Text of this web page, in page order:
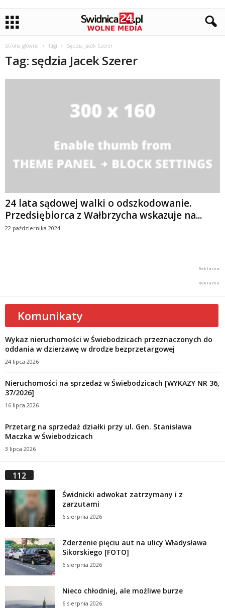
Strona główna Tagi Sędzia Jacek Szerer
Tag: sędzia Jacek Szerer
24 lata sądowej walki o odszkodowanie.
Przedsiębiorca z Wałbrzycha wskazuje na...
22 października 2024
Komunikaty
Wykaz nieruchomości w Świebodzicach przeznaczonych do
oddania w dzierżawę w drodze bezprzetargowej
24 lipca 2026
Nieruchomości na sprzedaż w Świebodzicach [WYKAZY NR 36,
37/2026]
16 lipca 2026
Przetarg na sprzedaż działki przy ul. Gen. Stanisława
Maczka w Świebodzicach
3 lipca 2026
112
Świdnicki adwokat zatrzymany i z
zarzutami
6 sierpnia 2026
Zderzenie pięciu aut na ulicy Władysława
Sikorskiego [FOTO]
6 sierpnia 2026
Nieco chłodniej, ale możliwe burze
6 sierpnia 2026